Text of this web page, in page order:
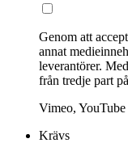
Genom att
annat
leverantörer.
från tredje part
Vimeo, YouTube
Krävs